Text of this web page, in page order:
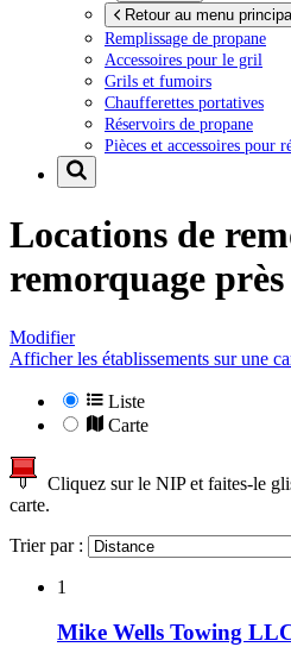
Retour au menu
Remplissage de propane
Accessoires pour le gril
Grils et fumoirs
Chaufferettes portatives
Réservoirs de propane
Pièces et accessoires pour
Locations de
remorquage près
Modifier
Afficher les établissements sur une
Liste
Carte
Cliquez sur le NIP et faites-le
carte.
Trier par :
1
Mike Wells Towing